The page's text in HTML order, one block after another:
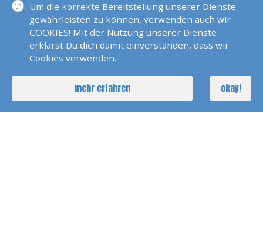
SKS Prüfungstörn Trogir
2025
SKP SBFS Prüfung Trogir
2023
SKS Und SBFS Prüfung Trogir
Um die korrekte Bereitstellung unserer Dienste
gewährleisten zu können, verwenden auch wir
COOKIES! Mit der Nutzung unserer Dienste
erklärst Du dich damit einverstanden, dass wir
Cookies verwenden.
mehr erfahren okay!